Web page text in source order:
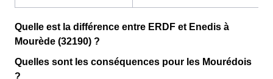
Quelle est la différence entre ERDF et Enedis à
Mourède (32190) ?
Quelles sont les conséquences pour les Mourédois
?